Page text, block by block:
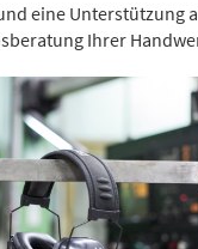
eine Unterstützung
Ihrer